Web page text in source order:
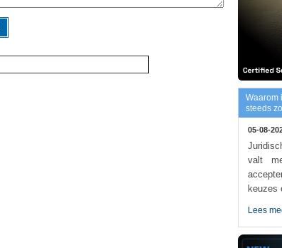
Waarom
steeds
05-08-
valt
keuzes
Lees